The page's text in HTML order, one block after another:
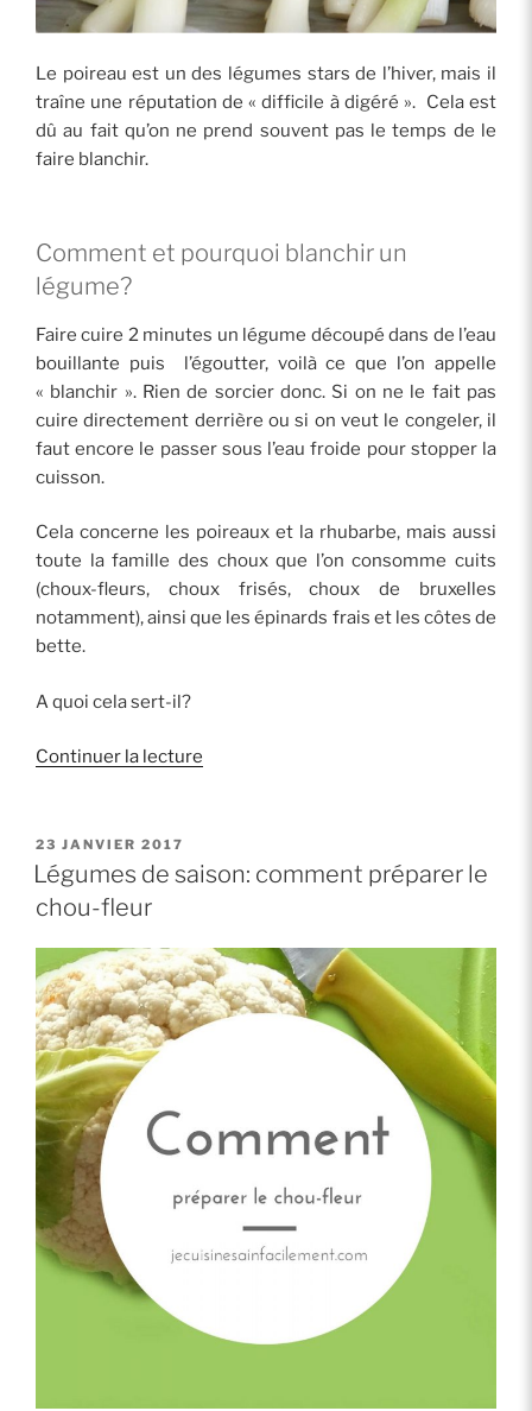
Le poireau est un des légumes stars de l’hiver, mais il
traîne une réputation de « difficile à digéré ». Cela est
dû au fait qu’on ne prend souvent pas le temps de le
faire blanchir.
Comment et pourquoi blanchir un
légume?
Faire cuire 2 minutes un légume découpé dans de l’eau
bouillante puis l’égoutter, voilà ce que l’on appelle
« blanchir ». Rien de sorcier donc. Si on ne le fait pas
cuire directement derrière ou si on veut le congeler, il
faut encore le passer sous l’eau froide pour stopper la
cuisson.
Cela concerne les poireaux et la rhubarbe, mais aussi
toute la famille des choux que l’on consomme cuits
(choux-fleurs, choux frisés, choux de bruxelles
notamment), ainsi que les épinards frais et les côtes de
bette.
A quoi cela sert-il?
Continuer la lecture
poireaux? »
PUBLIÉ
LE
23 JANVIER 2017
Légumes de saison: comment préparer le
chou-fleur